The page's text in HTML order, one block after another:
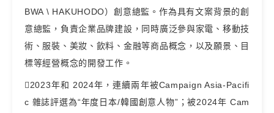
BWA \ HAKUHODO）創意總監。作為具有文案背景的創
意總監，負責企業品牌建設，同時廣泛參與家電、移動技
術、服裝、美妝、飲料、金融等商品概念，以及願景、目
標等經營概念的開發工作。
2023年和 2024年，連續兩年被Campaign Asia-Pacifi
c 雜誌評選為“年度日本/韓國創意人物”；被2024年 Cam